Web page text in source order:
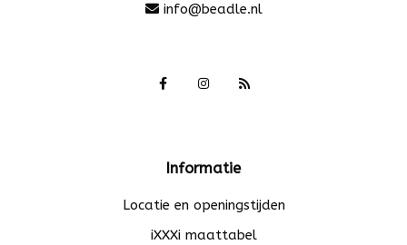
info@beadle.nl
Informatie
Locatie en openingstijden
iXXXi maattabel